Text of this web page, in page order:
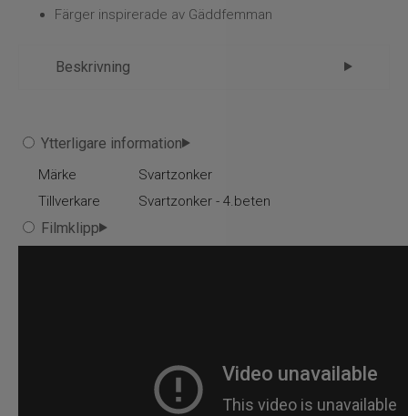
Specimenfiske
Varumärken
Färger inspirerade av Gäddfemman
Beskrivning
marknadens mest mångsidiga beten
McRubber 21cm från Svartzonker är en av de
mest välbeprövade och effektiva jiggarna inom
modernt predatorfiske. I Gäddfemmans unika
färgsättningar får detta redan legendariska bete
Rörelsen är lockande, kontrollerad och konstant,
vilket gör att betet fungerar lika bra för nybörjare
som för erfarna fiskare.
Ytterligare information
Märke
Svartzonker
Tillverkare
Svartzonker - 4.beten
Filmklipp